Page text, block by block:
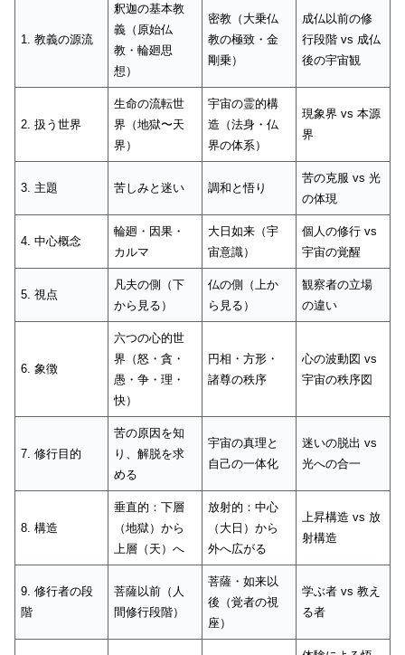
1. 教義の源流
釈迦の基本教
義（原始仏
教・輪廻思
想）
密教（大乗仏
教の極致・金
剛乗）
成仏以前の修
行段階 vs 成仏
後の宇宙観
2. 扱う世界
生命の流転世
界（地獄〜天
界）
宇宙の霊的構
造（法身・仏
界の体系）
現象界 vs 本源
界
3. 主題 苦しみと迷い 調和と悟り
苦の克服 vs 光
の体現
4. 中心概念
輪廻・因果・
カルマ
大日如来（宇
宙意識）
個人の修行 vs
宇宙の覚醒
5. 視点
凡夫の側（下
から見る）
仏の側（上か
ら見る）
観察者の立場
の違い
6. 象徴
六つの心的世
界（怒・貪・
愚・争・理・
快）
円相・方形・
諸尊の秩序
心の波動図 vs
宇宙の秩序図
7. 修行目的
苦の原因を知
り、解脱を求
める
宇宙の真理と
自己の一体化
迷いの脱出 vs
光への合一
8. 構造
垂直的：下層
（地獄）から
上層（天）へ
放射的：中心
（大日）から
外へ広がる
上昇構造 vs 放
射構造
9. 修行者の段
階
菩薩以前（人
間修行段階）
菩薩・如来以
後（覚者の視
座）
学ぶ者 vs 教え
る者